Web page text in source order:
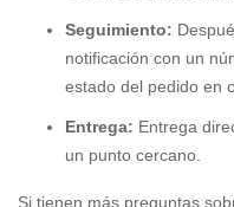
Seguimiento:
notificación con un
estado del pedido en
Entrega: Entrega
un punto cercano.
Si tienen más preguntas